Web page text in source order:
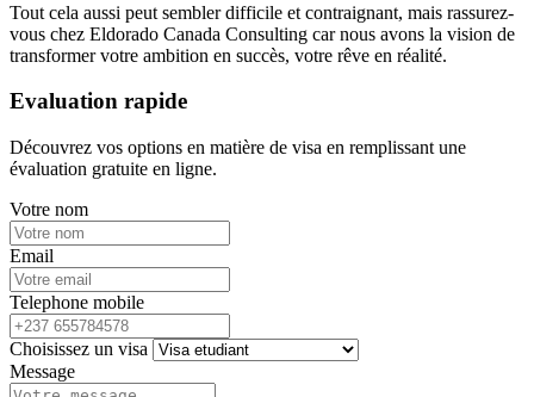
Tout cela aussi peut sembler difficile et contraignant, mais rassurez-
vous chez Eldorado Canada Consulting car nous avons la vision de
transformer votre ambition en succès, votre rêve en réalité.
Evaluation rapide
Découvrez vos options en matière de visa en remplissant une
évaluation gratuite en ligne.
Votre nom
Email
Telephone mobile
Choisissez un visa
Message